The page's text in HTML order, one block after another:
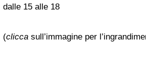
dalle 15 alle 18
(clicca sull’immagine per